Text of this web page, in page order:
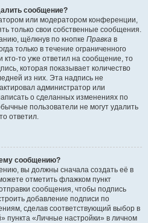
сообщение?
или модератором конференции,
только свои собственные сообщения.
щёлкнув по кнопке Правка в
только в течение ограниченного
кто-то уже ответил на сообщение, то
которая показывает количество
из них. Эта надпись не
администратор или
о сделанных изменениях по
пользователи не могут удалить
ответил.
сообщению?
вы должны сначала создать её в
отметить флажком пункт
сообщения, чтобы подпись
добавление подписи по
сделав соответствующий выбор в
пункта «Личные настройки» в личном